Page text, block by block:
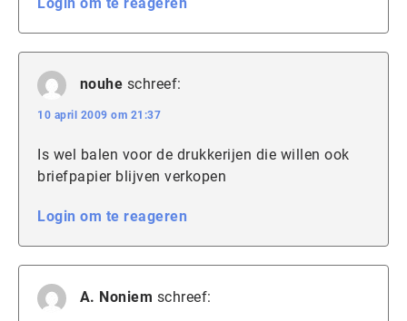
Login om te reageren
nouhe schreef:
10 april 2009 om 21:37
Is wel balen voor de drukkerijen die willen ook
briefpapier blijven verkopen
Login om te reageren
A. Noniem schreef: